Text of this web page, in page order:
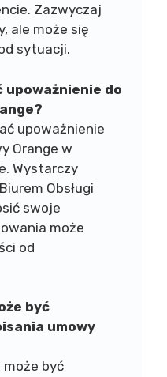
Zazwyczaj
ale może się
sytuacji.
upoważnienie do
upoważnienie
Orange w
Wystarczy
Obsługi
swoje
może
od
być
umowy
może być